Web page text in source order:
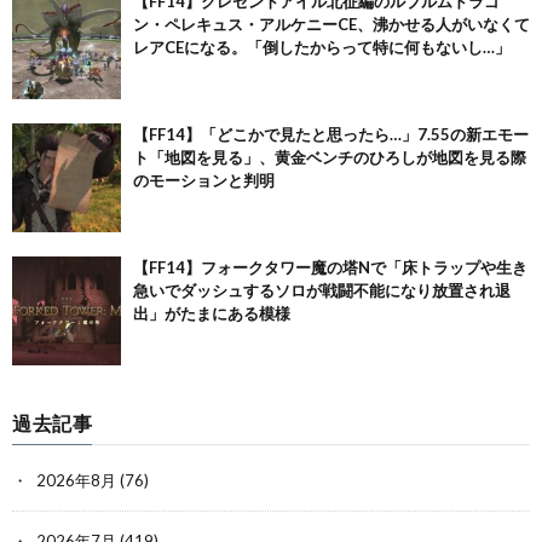
ン・ペレキュス・アルケニーCE、沸かせる人がいなくて
レアCEになる。「倒したからって特に何もないし…」
【FF14】「どこかで見たと思ったら…」7.55の新エモー
ト「地図を見る」、黄金ベンチのひろしが地図を見る際
のモーションと判明
【FF14】フォークタワー魔の塔Nで「床トラップや生き
急いでダッシュするソロが戦闘不能になり放置され退
出」がたまにある模様
過去記事
2026年8月 (76)